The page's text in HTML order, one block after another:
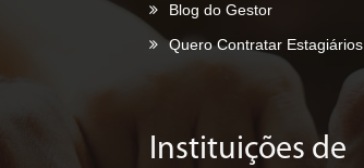
Blog do Gestor
Quero Contratar Estagiários
Instituições de